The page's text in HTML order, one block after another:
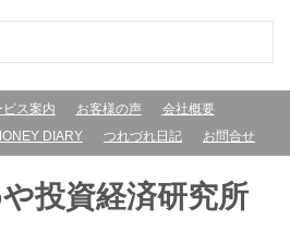
ビス案内 お客様の声
会社概要
DIARY つれづれ日記 お問合せ
投資経済研究所